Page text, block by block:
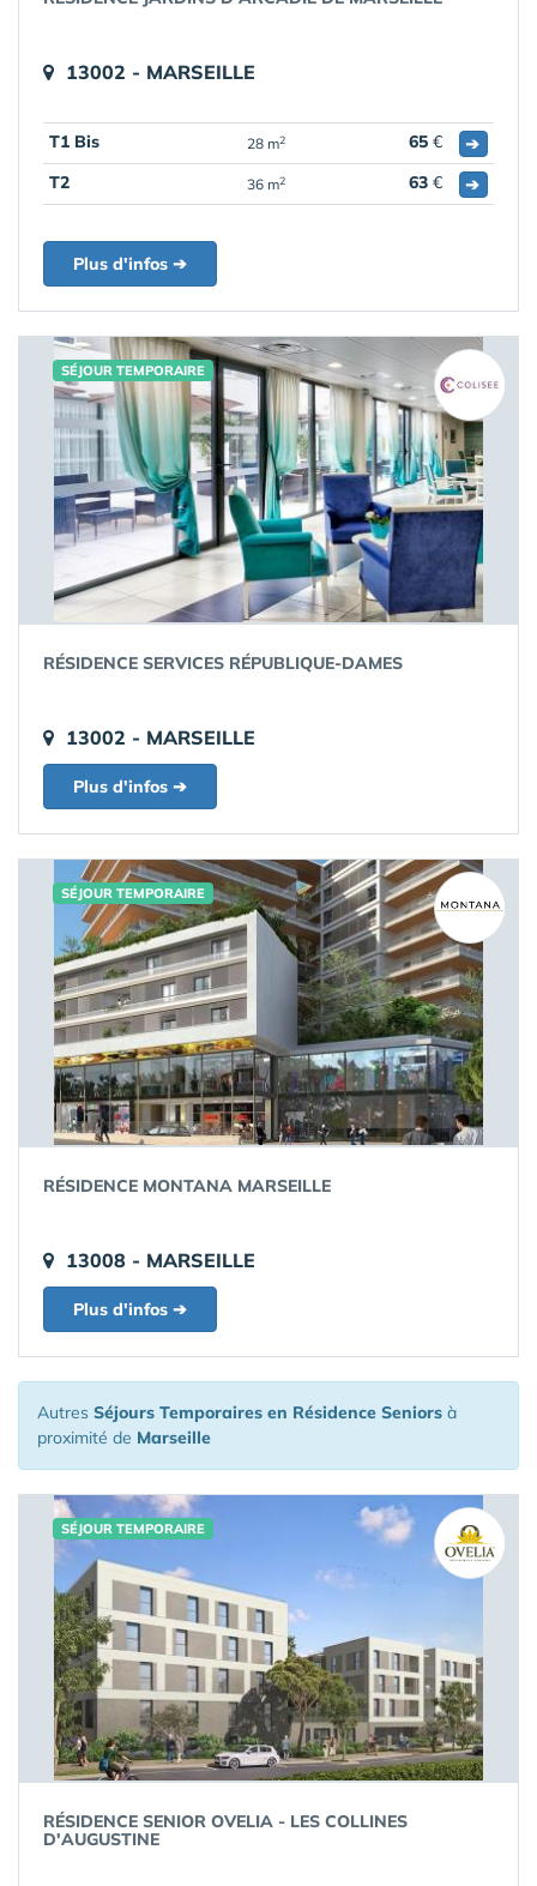
13002 - MARSEILLE
T1 Bis 28 m2 65 €
➔
T2
36 m2 63 € ➔
Plus d'infos ➔
SÉJOUR TEMPORAIRE
RÉSIDENCE SERVICES RÉPUBLIQUE-DAMES
13002 - MARSEILLE
Plus d'infos ➔
SÉJOUR TEMPORAIRE
RÉSIDENCE MONTANA MARSEILLE
13008 - MARSEILLE
Plus d'infos ➔
Autres Séjours Temporaires en Résidence Seniors à
proximité de Marseille
SÉJOUR TEMPORAIRE
RÉSIDENCE SENIOR OVELIA - LES COLLINES
D'AUGUSTINE